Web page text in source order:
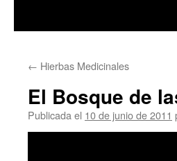
← Hierbas Medicinales
El Bosque de
Publicada el 10 de junio de 2011